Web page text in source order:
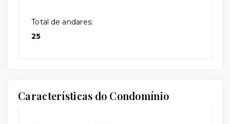
Total de andares:
25
Características do Condomínio